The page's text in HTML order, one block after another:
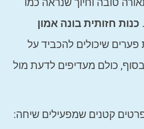
טובה וחיוך שנראה כמו
כנות חזותית בונה אמון
פערים שיכולים להכביד על
כולם מעדיפים לדעת מול
קטנים שמפעילים שיחה: